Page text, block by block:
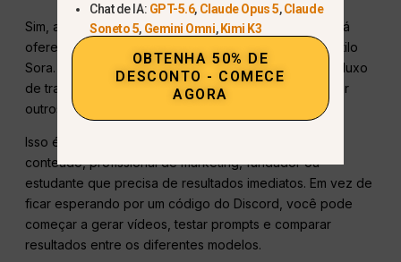
Sim, a opção mais prática é usar uma plataforma que já
ofereça acesso a ferramentas de vídeo com IA no estilo
Sora.
GlobalGPT foi desenvolvido para esse tipo de fluxo
de trabalho: você pode criar com o Sora 2 e comparar
outros modelos de vídeo, tudo em um só lugar.
Isso é especialmente útil se você for um criador de
conteúdo, profissional de marketing, fundador ou
estudante que precisa de resultados imediatos. Em vez de
ficar esperando por um código do Discord, você pode
começar a gerar vídeos, testar prompts e comparar
resultados entre os diferentes modelos.
Chat de IA: GPT-5.6, Claude Opus 5,Claude
Soneto 5, Gemini Omni, Kimi K3
OBTENHA 50% DE
DESCONTO - COMECE
AGORA